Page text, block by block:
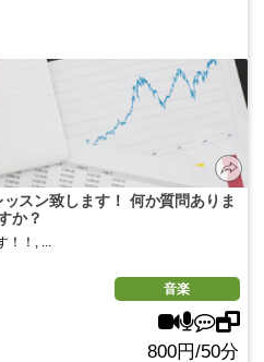
スン致します！ 何か質問ありま
か？
！！, ...
音楽
800円/50分